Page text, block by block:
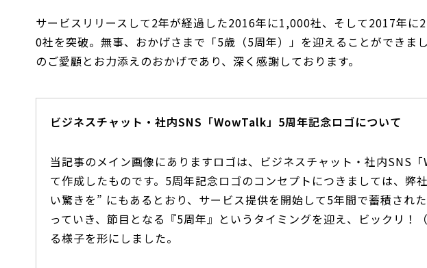
サービスリリースして2年が経過した2016年に1,000社、そして2017年
0社を突破。無事、おかげさまで「5歳（5周年）」を迎えることができま
のご愛顧とお力添えのおかげであり、深く感謝しております。
ビジネスチャット・社内SNS「WowTalk」5周年記念ロゴについて
当記事のメイン画像にありますロゴは、ビジネスチャット・社内SNS
て作成したものです。5周年記念ロゴのコンセプトにつきましては、弊
い驚きを” にもあるとおり、サービス提供を開始して5年間で蓄積され
っていき、節目となる『5周年』というタイミングを迎え、ビックリ！
る様子を形にしました。